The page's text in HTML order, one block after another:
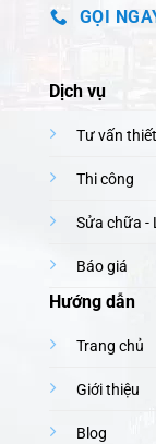
GỌI
Dịch vụ
Tư vấn
Thi công
Sửa chữa -
Báo giá
Hướng dẫn
Trang chủ
Giới thiệu
Blog